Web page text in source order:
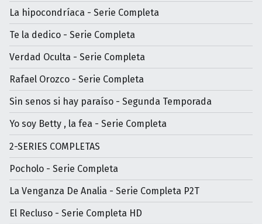
La hipocondríaca - Serie Completa
Te la dedico - Serie Completa
Verdad Oculta - Serie Completa
Rafael Orozco - Serie Completa
Sin senos si hay paraíso - Segunda Temporada
Yo soy Betty , la fea - Serie Completa
2-SERIES COMPLETAS
Pocholo - Serie Completa
La Venganza De Analia - Serie Completa P2T
El Recluso - Serie Completa HD